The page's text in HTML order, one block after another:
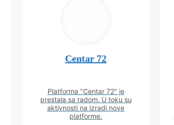
Centar 72
Platforma "Centar 72" je
prestala sa radom. U toku su
aktivnosti na izradi nove
platforme.